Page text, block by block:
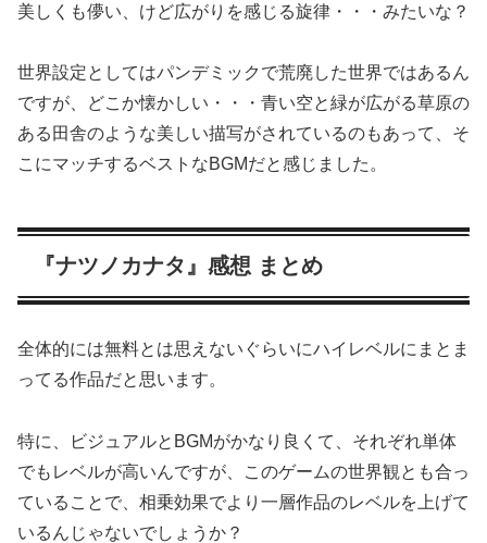
美しくも儚い、けど広がりを感じる旋律・・・みたいな？
世界設定としてはパンデミックで荒廃した世界ではあるん
ですが、どこか懐かしい・・・青い空と緑が広がる草原の
ある田舎のような美しい描写がされているのもあって、そ
こにマッチするベストなBGMだと感じました。
『ナツノカナタ』感想 まとめ
全体的には無料とは思えないぐらいにハイレベルにまとま
ってる作品だと思います。
特に、ビジュアルとBGMがかなり良くて、それぞれ単体
でもレベルが高いんですが、このゲームの世界観とも合っ
ていることで、相乗効果でより一層作品のレベルを上げて
いるんじゃないでしょうか？